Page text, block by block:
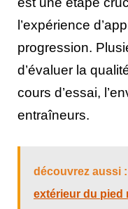
l’expérience
progression.
d’évaluer la
cours d’essai,
entraîneurs.
découvrez aussi :
extérieur du pied